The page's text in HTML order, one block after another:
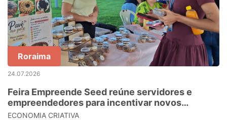
Roraima
24.07.2026
Feira Empreende Seed reúne servidores e
empreendedores para incentivar novos
negócios
ECONOMIA CRIATIVA